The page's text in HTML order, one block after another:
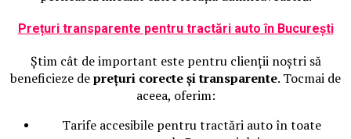
Prețuri transparente pentru tractări auto în București
Știm cât de important este pentru clienții noștri să
beneficieze deprețuri corecte și transparente. Tocmai de
aceea, oferim:
Tarife accesibile pentru tractări auto în toate